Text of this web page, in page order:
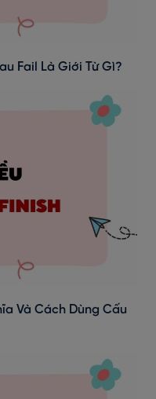
Fail Là Giới Từ Gì?
Và Cách Dùng Cấu